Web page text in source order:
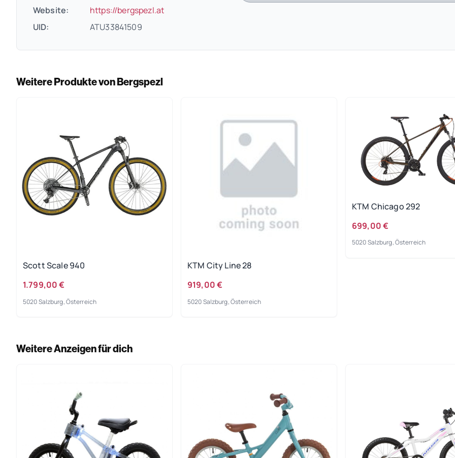
Website:
https://bergspezl.at(öffnet in neuem Tab)
UID:
ATU33841509
Weitere Produkte von Bergspezl
Scott Scale 940
1.799,00 €
5020 Salzburg, Österreich
KTM City Line 28
919,00 €
5020 Salzburg, Österreich
KTM Chicago 292
699,00 €
5020 Salzburg, Österreich
Weitere Anzeigen für dich